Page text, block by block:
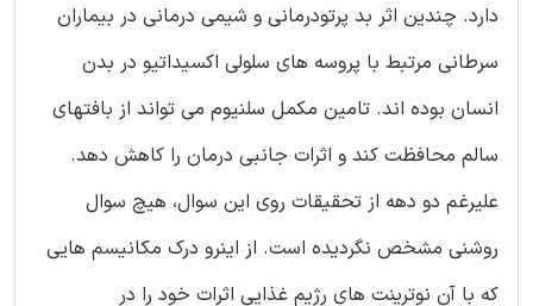
دارد. چندین اثر بد پرتودرمانی و شیمی درمانی در بیماران
سرطانی مرتبط با پروسه های سلولی اکسیداتیو در بدن
انسان بوده اند. تامین مکمل سلنیوم می تواند از بافتهای
سالم محافظت کند و اثرات جانبی درمان را کاهش دهد.
علیرغم دو دهه از تحقیقات روی این سوال، هیچ سوال
روشنی مشخص نگردیده است. از اینرو درک مکانیسم هایی
که با آن نوترینت های رژیم غذایی اثرات خود را در